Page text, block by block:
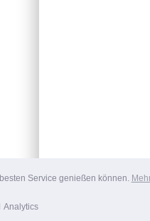
Service genießen können.
Analytics